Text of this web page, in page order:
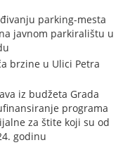
parking-mesta
javnom parkiralištu u
brzine u Ulici Petra
iz budžeta Grada
programa
za štite koji su od
godinu